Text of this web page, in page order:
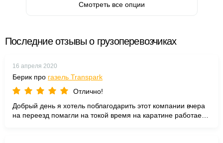
Смотреть все опции
Последние отзывы о грузоперевозчиках
16 апреля 2020
Берик про газель Transpark
Отлично!
Добрый день я хотель поблагодарить этот компании вчера
на переезд помагли на токой время на каратине работает